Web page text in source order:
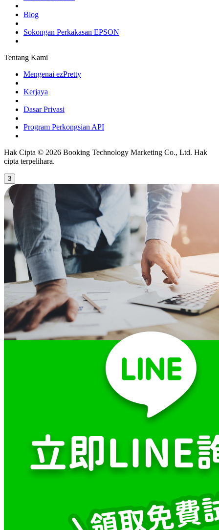
Blog
Sokongan Perkakasan EPSON
Tentang Kami
Mengenai ezPretty
Kerjaya
Dasar Privasi
Program Perkongsian API
Hak Cipta © 2026 Booking Technology Marketing Co., Ltd. Hak
cipta terpelihara.
3